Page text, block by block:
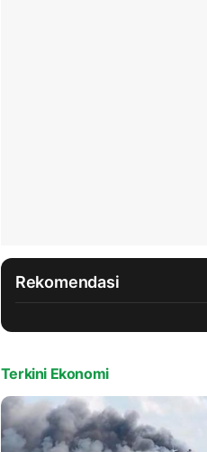
Rekomendasi
Terkini Ekonomi